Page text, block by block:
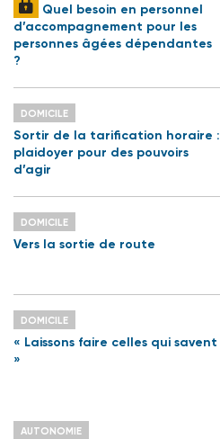
Quel besoin en personnel
d’accompagnement pour les
personnes âgées dépendantes
?
DOMICILE
Sortir de la tarification horaire :
plaidoyer pour des pouvoirs
d’agir
DOMICILE
Vers la sortie de route
DOMICILE
« Laissons faire celles qui savent
»
AUTONOMIE